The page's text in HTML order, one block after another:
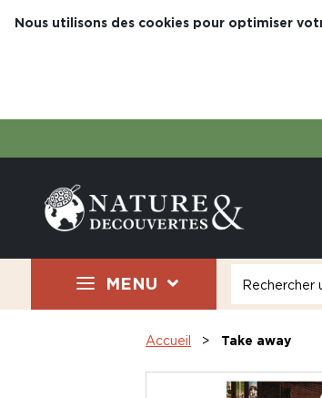
Nous utilisons des cookies pour optimiser
MENU
Accueil Take away